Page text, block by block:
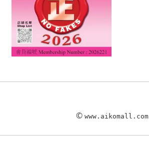
© www.aikomall.com